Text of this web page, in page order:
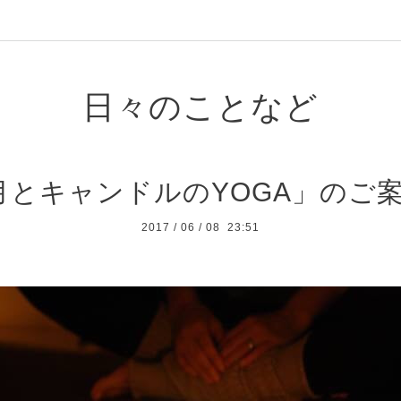
日々のことなど
とキャンドルのYOGA」のご
2017 / 06 / 08 23:51